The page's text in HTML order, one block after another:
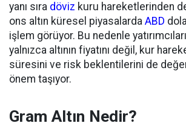
yanı sıra döviz kuru hareketlerinden
ons altın küresel piyasalarda ABD
işlem görüyor. Bu nedenle
yalnızca altının fiyatını değil, kur
süresini ve risk beklentilerini de
önem taşıyor.
Gram Altın Nedir?